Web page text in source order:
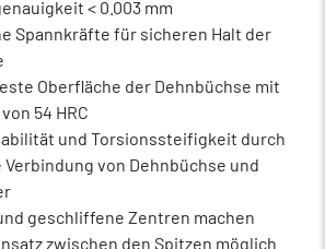
< 0.003 mm
Spannkräfte für sicheren Halt der
Oberfläche der Dehnbüchse mit
54 HRC
und Torsionssteifigkeit durch
von Dehnbüchse und
geschliffene Zentren machen
zwischen den Spitzen möglich